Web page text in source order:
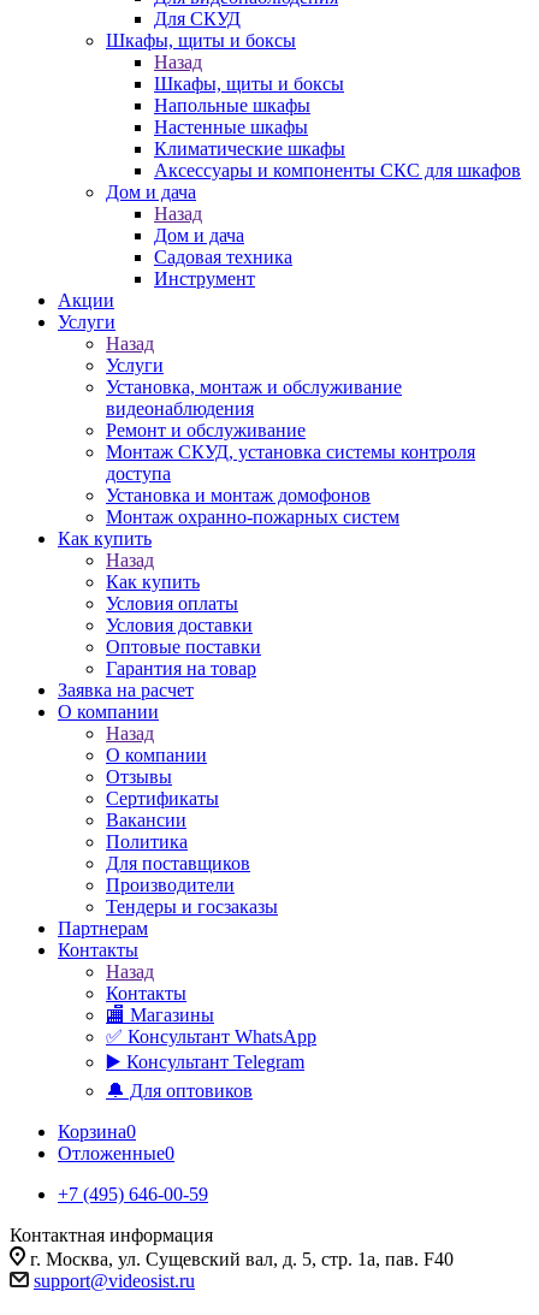
Для СКУД
Шкафы, щиты и боксы
Назад
Шкафы, щиты и боксы
Напольные шкафы
Настенные шкафы
Климатические шкафы
Аксессуары и компоненты СКС для шкафов
Дом и дача
Назад
Дом и дача
Садовая техника
Инструмент
Акции
Услуги
Назад
Услуги
Установка, монтаж и обслуживание
видеонаблюдения
Ремонт и обслуживание
Монтаж СКУД, установка системы контроля
доступа
Установка и монтаж домофонов
Монтаж охранно-пожарных систем
Как купить
Назад
Как купить
Условия оплаты
Условия доставки
Оптовые поставки
Гарантия на товар
Заявка на расчет
О компании
Назад
О компании
Отзывы
Сертификаты
Вакансии
Политика
Для поставщиков
Производители
Тендеры и госзаказы
Партнерам
Контакты
Назад
Контакты
🏬 Магазины
✅️ Консультант WhatsApp
▶️ Консультант Telegram
🔔 Для оптовиков
Корзина0
Отложенные0
+7 (495) 646-00-59
Контактная информация
г. Москва, ул. Сущевский вал, д. 5, стр. 1а, пав. F40
support@videosist.ru